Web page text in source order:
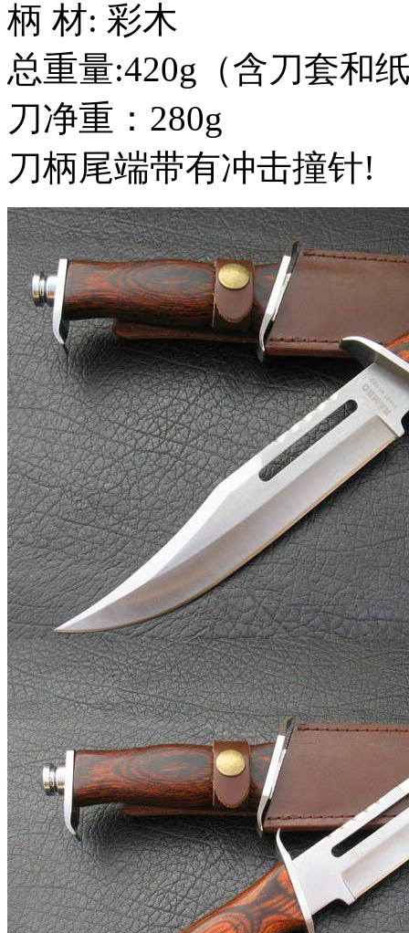
柄 材: 彩木
总重量:420g（含刀套和
刀净重：280g
刀柄尾端带有冲击撞针!